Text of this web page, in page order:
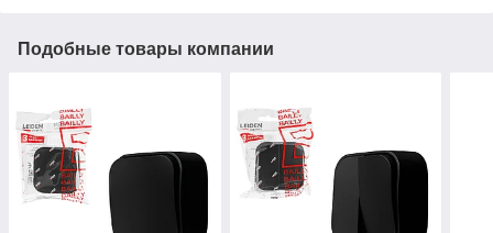
Подобные товары компании